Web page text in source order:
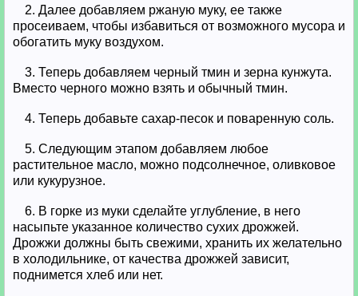
2. Далее добавляем ржаную муку, ее также
просеиваем, чтобы избавиться от возможного мусора и
обогатить муку воздухом.
3. Теперь добавляем черный тмин и зерна кунжута.
Вместо черного можно взять и обычный тмин.
4. Теперь добавьте сахар-песок и поваренную соль.
5. Следующим этапом добавляем любое
растительное масло, можно подсолнечное, оливковое
или кукурузное.
6. В горке из муки сделайте углубление, в него
насыпьте указанное количество сухих дрожжей.
Дрожжи должны быть свежими, хранить их желательно
в холодильнике, от качества дрожжей зависит,
поднимется хлеб или нет.